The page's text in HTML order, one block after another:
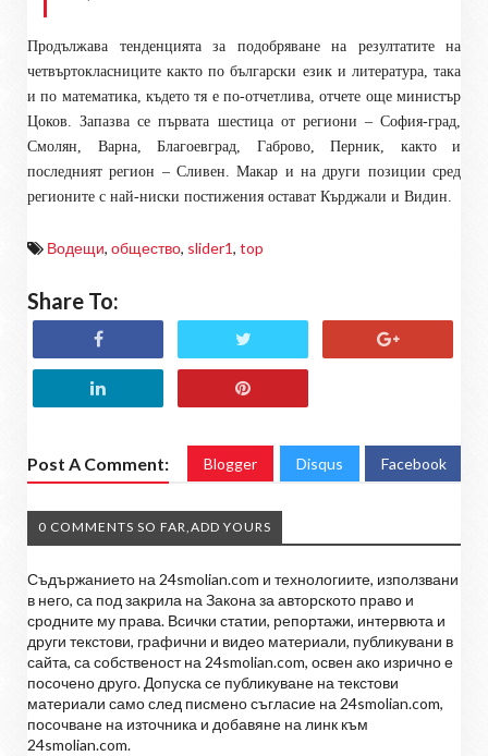
Продължава тенденцията за подобряване на резултатите на
четвъртокласниците както по български език и литература, така
и по математика, където тя е по-отчетлива, отчете още министър
Цоков. Запазва се първата шестица от региони – София-град,
Смолян, Варна, Благоевград, Габрово, Перник, както и
последният регион – Сливен. Макар и на други позиции сред
регионите с най-ниски постижения остават Кърджали и Видин.
Водещи, общество, slider1, top
Share To:
Post A Comment: Blogger Disqus Facebook
0 COMMENTS SO FAR,ADD YOURS
Съдържанието на 24smolian.com и технологиите, използвани
в него, са под закрила на Закона за авторското право и
сродните му права. Всички статии, репортажи, интервюта и
други текстови, графични и видео материали, публикувани в
сайта, са собственост на 24smolian.com, освен ако изрично е
посочено друго. Допуска се публикуване на текстови
материали само след писмено съгласие на 24smolian.com,
посочване на източника и добавяне на линк към
24smolian.com.